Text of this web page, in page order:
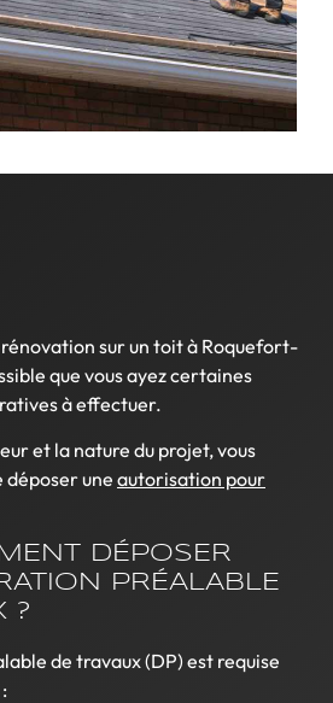
rénovation sur un toit à Roquefort-
que vous ayez certaines
à effectuer.
et la nature du projet, vous
une autorisation pour
DÉPOSER
PRÉALABLE
?
de travaux (DP) est requise